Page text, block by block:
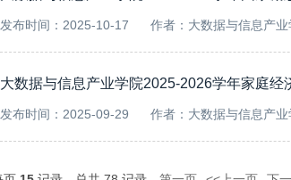
发布时间：2025-10-17 作者：大数据与信息产业
大数据与信息产业学院2025-2026学年家庭经
发布时间：2025-09-29 作者：大数据与信息产业